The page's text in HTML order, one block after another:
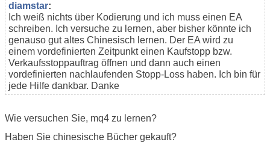
diamstar:
Ich weiß nichts über Kodierung und ich muss einen EA
schreiben. Ich versuche zu lernen, aber bisher könnte ich
genauso gut altes Chinesisch lernen. Der EA wird zu
einem vordefinierten Zeitpunkt einen Kaufstopp bzw.
Verkaufsstoppauftrag öffnen und dann auch einen
vordefinierten nachlaufenden Stopp-Loss haben. Ich bin für
jede Hilfe dankbar. Danke
Wie versuchen Sie, mq4 zu lernen?
Haben Sie chinesische Bücher gekauft?